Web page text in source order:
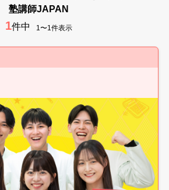
塾講師JAPAN
1件中 1〜1件表示